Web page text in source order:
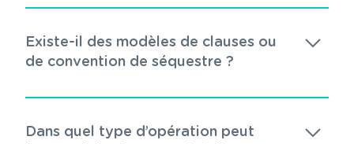
Existe-il des modèles de clauses ou
de convention de séquestre ?
Dans quel type d’opération peut